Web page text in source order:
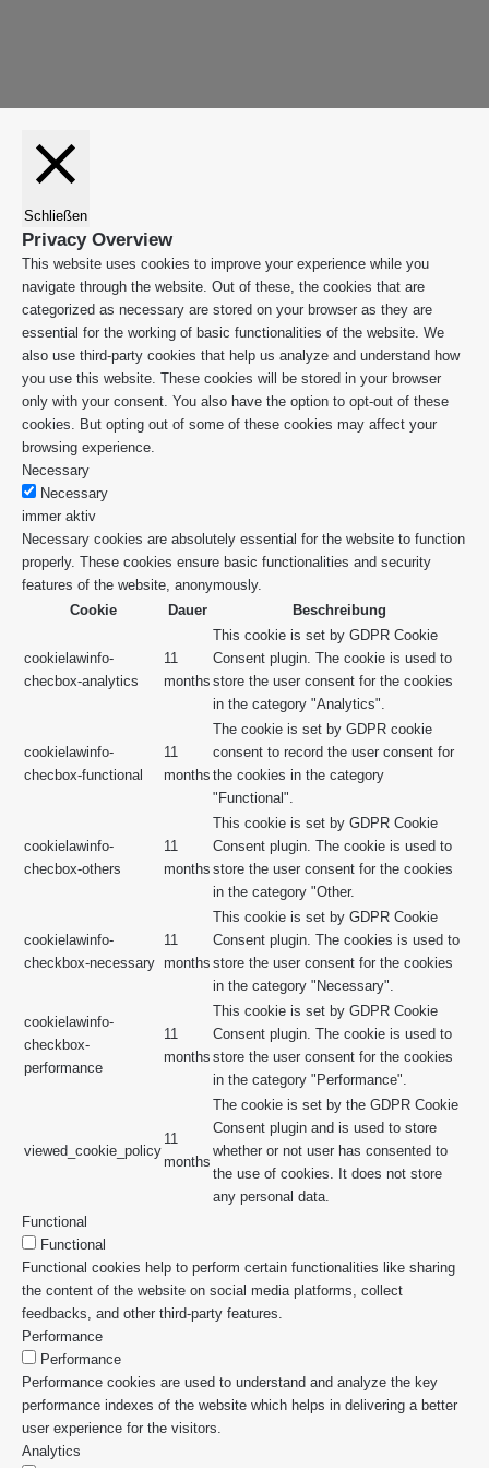
Schließen
Privacy Overview
This website uses cookies to improve your experience while you
navigate through the website. Out of these, the cookies that are
categorized as necessary are stored on your browser as they are
essential for the working of basic functionalities of the website. We
also use third-party cookies that help us analyze and understand how
you use this website. These cookies will be stored in your browser
only with your consent. You also have the option to opt-out of these
cookies. But opting out of some of these cookies may affect your
browsing experience.
Necessary
Necessary
immer aktiv
Necessary cookies are absolutely essential for the website to function
properly. These cookies ensure basic functionalities and security
features of the website, anonymously.
Cookie
Dauer Beschreibung
cookielawinfo-
checbox-analytics
11
months
This cookie is set by GDPR Cookie
Consent plugin. The cookie is used to
store the user consent for the cookies
in the category "Analytics".
cookielawinfo-
checbox-functional
11
months
The cookie is set by GDPR cookie
consent to record the user consent for
the cookies in the category
"Functional".
cookielawinfo-
checbox-others
11
months
This cookie is set by GDPR Cookie
Consent plugin. The cookie is used to
store the user consent for the cookies
in the category "Other.
cookielawinfo-
checkbox-necessary
11
months
This cookie is set by GDPR Cookie
Consent plugin. The cookies is used to
store the user consent for the cookies
in the category "Necessary".
cookielawinfo-
checkbox-
performance
11
months
This cookie is set by GDPR Cookie
Consent plugin. The cookie is used to
store the user consent for the cookies
in the category "Performance".
viewed_cookie_policy
11
months
The cookie is set by the GDPR Cookie
Consent plugin and is used to store
whether or not user has consented to
the use of cookies. It does not store
any personal data.
Functional
Functional
Functional cookies help to perform certain functionalities like sharing
the content of the website on social media platforms, collect
feedbacks, and other third-party features.
Performance
Performance
Performance cookies are used to understand and analyze the key
performance indexes of the website which helps in delivering a better
user experience for the visitors.
Analytics